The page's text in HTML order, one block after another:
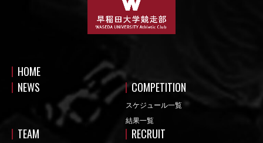
HOME
NEWS
COMPETITION
スケジュール一覧
結果一覧
TEAM RECRUIT